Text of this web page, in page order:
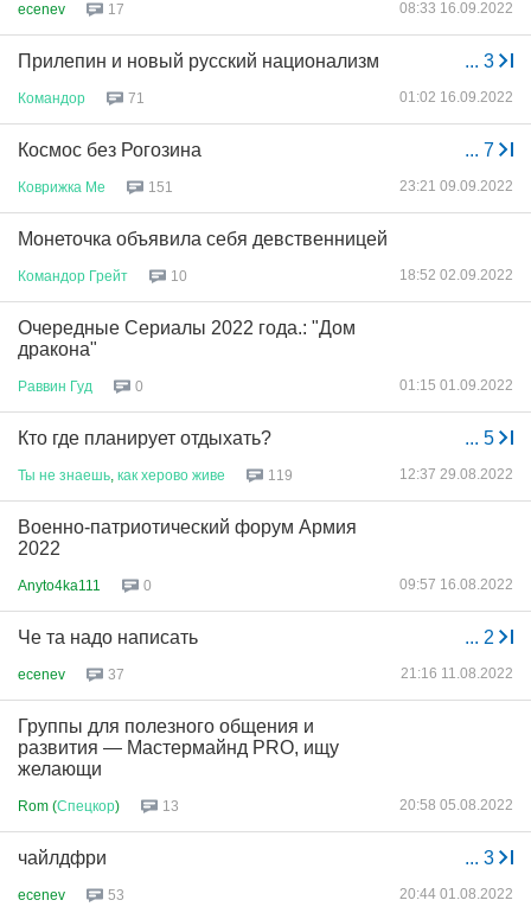
ecenev 17 08:33 16.09.2022
... 3
Прилепин и новый русский национализм
Командор 71 01:02 16.09.2022
... 7
Космос без Рогозина
Коврижка Ме 151 23:21 09.09.2022
Монеточка объявила себя девственницей
Командор Грейт 10 18:52 02.09.2022
Очередные Сериалы 2022 года.: "Дом
дракона"
Раввин Гуд 0 01:15 01.09.2022
... 5
Кто где планирует отдыхать?
Ты не знаешь как херово живе 119 12:37 29.08.2022
Военно-патриотический форум Армия
2022
Anyto4ka111 0 09:57 16.08.2022
... 2
Че та надо написать
ecenev 37 21:16 11.08.2022
Группы для полезного общения и
развития — Мастермайнд PRO, ищу
желающи
Rom (Спецкор) 13 20:58 05.08.2022
... 3
чайлдфри
ecenev 53 20:44 01.08.2022